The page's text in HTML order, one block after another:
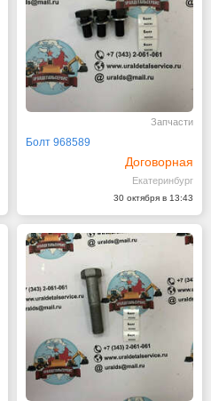
Запчасти
Болт 968589
Договорная
Екатеринбург
30 октября в 13:43